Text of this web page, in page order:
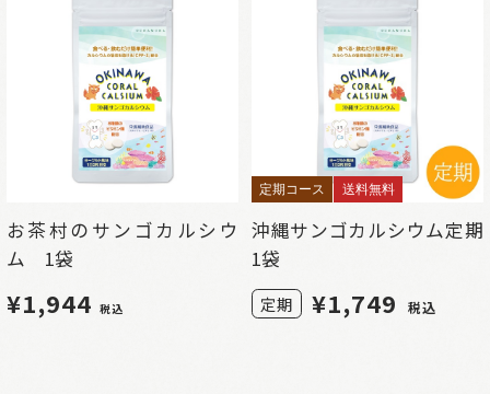
お茶村のサンゴカルシウ
ム 1袋
¥1,944 税込
定期コース 送料無料
沖縄サンゴカルシウム定期
1袋
定期 ¥1,749 税込